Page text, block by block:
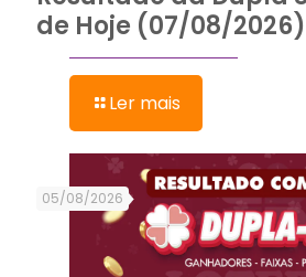
de Hoje (07/08/2026)
Ler mais
05/08/2026